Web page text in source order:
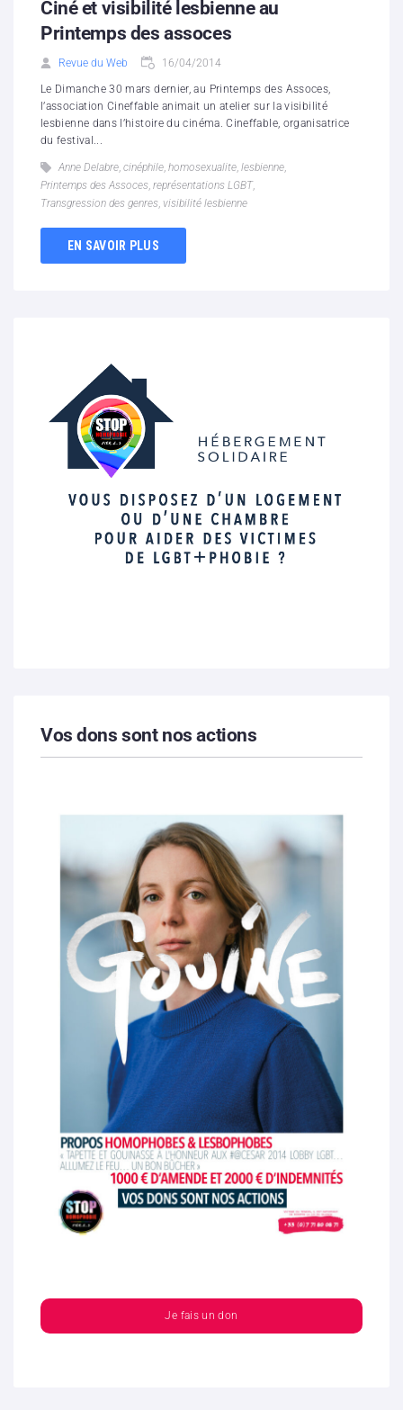
Ciné et visibilité lesbienne au
Printemps des assoces
Revue du Web 16/04/2014
Le Dimanche 30 mars dernier, au Printemps des Assoces,
l’association Cineffable animait un atelier sur la visibilité
lesbienne dans l’histoire du cinéma. Cineffable, organisatrice
du festival...
Anne Delabre, cinéphile, homosexualite, lesbienne,
Printemps des Assoces, représentations LGBT,
Transgression des genres, visibilité lesbienne
EN SAVOIR PLUS
Vos dons sont nos actions
Je fais un don